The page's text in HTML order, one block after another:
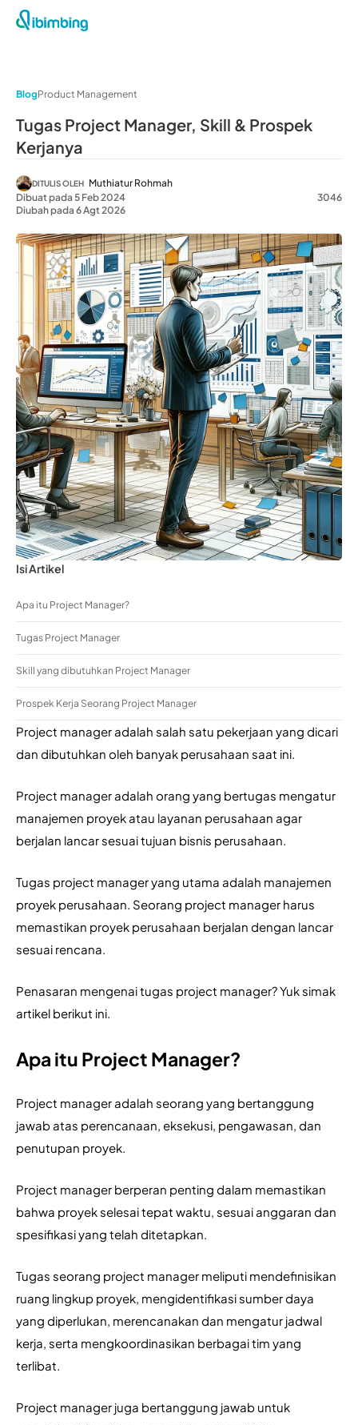
BlogProduct Management
Tugas Project Manager, Skill & Prospek
Kerjanya
DITULIS OLEH Muthiatur Rohmah
Dibuat pada 5 Feb 2024
Diubah pada 6 Agt 2026
3046
Isi Artikel
Apa itu Project Manager?
Tugas Project Manager
Skill yang dibutuhkan Project Manager
Prospek Kerja Seorang Project Manager
Project manager adalah salah satu pekerjaan yang dicari
dan dibutuhkan oleh banyak perusahaan saat ini.
Project manager adalah orang yang bertugas mengatur
manajemen proyek atau layanan perusahaan agar
berjalan lancar sesuai tujuan bisnis perusahaan.
Tugas project manager yang utama adalah manajemen
proyek perusahaan. Seorang project manager harus
memastikan proyek perusahaan berjalan dengan lancar
sesuai rencana.
Penasaran mengenai tugas project manager? Yuk simak
artikel berikut ini.
Apa itu Project Manager?
Project manager adalah seorang yang bertanggung
jawab atas perencanaan, eksekusi, pengawasan, dan
penutupan proyek.
Project manager berperan penting dalam memastikan
bahwa proyek selesai tepat waktu, sesuai anggaran dan
spesifikasi yang telah ditetapkan.
Tugas seorang project manager meliputi mendefinisikan
ruang lingkup proyek, mengidentifikasi sumber daya
yang diperlukan, merencanakan dan mengatur jadwal
kerja, serta mengkoordinasikan berbagai tim yang
terlibat.
Project manager juga bertanggung jawab untuk